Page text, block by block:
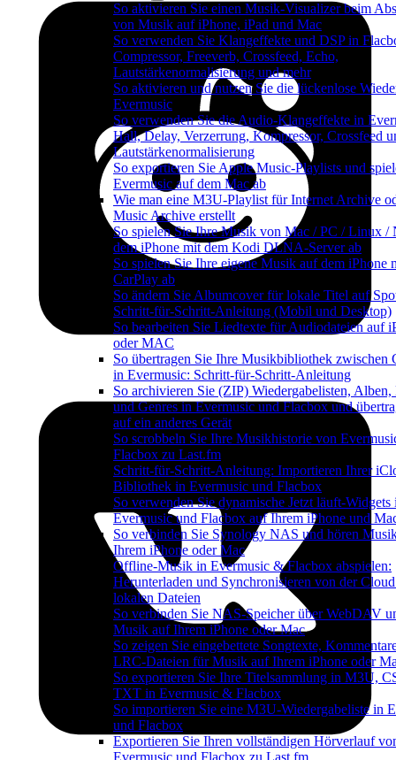
So aktivieren Sie einen Musik-Visualizer beim
von Musik auf iPhone, iPad und Mac
So verwenden Sie Klangeffekte und DSP in
Compressor, Freeverb, Crossfeed, Echo,
Lautstärkenormalisierung und mehr
So aktivieren und nutzen Sie die lückenlose
Evermusic
So verwenden Sie die Audio-Klangeffekte in
Hall, Delay, Verzerrung, Kompressor, Crossfeed
Lautstärkenormalisierung
So exportieren Sie Apple Music-Playlists und
Evermusic auf dem Mac ab
Wie man eine M3U-Playlist für Internet Archive
Music Archive erstellt
So spielen Sie Ihre Musik von Mac / PC / Linux /
dem iPhone mit dem Kodi DLNA-Server ab
So spielen Sie Ihre eigene Musik auf dem iPhone
CarPlay ab
So ändern Sie Albumcover für lokale Titel auf
Schritt-für-Schritt-Anleitung (Mobil und Desktop)
So bearbeiten Sie Liedtexte für Audiodateien auf
oder MAC
So übertragen Sie Ihre Musikbibliothek zwischen
in Evermusic: Schritt-für-Schritt-Anleitung
So archivieren Sie (ZIP) Wiedergabelisten,
und Genres in Evermusic und Flacbox und
auf ein anderes Gerät
So scrobbeln Sie Ihre Musikhistorie von
Flacbox zu Last.fm
Schritt-für-Schritt-Anleitung: Importieren Ihrer
Bibliothek in Evermusic und Flacbox
So verwenden Sie dynamische Jetzt läuft-Widgets
Evermusic und Flacbox auf Ihrem iPhone und
So verbinden Sie Synology NAS und hören
Ihrem iPhone oder Mac
Offline-Musik in Evermusic & Flacbox abspielen:
Herunterladen und Synchronisieren von der
lokalen Dateien
So verbinden Sie NAS-Speicher über WebDAV
Musik auf Ihrem iPhone oder Mac
So zeigen Sie eingebettete Songtexte,
LRC-Dateien für Musik auf Ihrem iPhone oder
So exportieren Sie Ihre Titelsammlung in M3U,
TXT in Evermusic & Flacbox
So importieren Sie eine M3U-Wiedergabeliste in
und Flacbox
Exportieren Sie Ihren vollständigen Hörverlauf
Evermusic und Flacbox zu Last.fm